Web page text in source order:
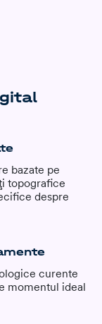
bazate pe
topografice
despre
curente
momentul ideal